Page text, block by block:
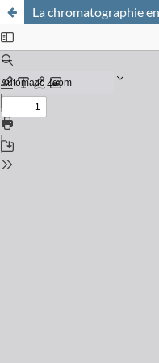
La chromatographie